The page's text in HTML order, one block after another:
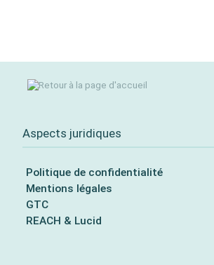
Aspects juridiques
Politique de confidentialité
Mentions légales
GTC
REACH & Lucid